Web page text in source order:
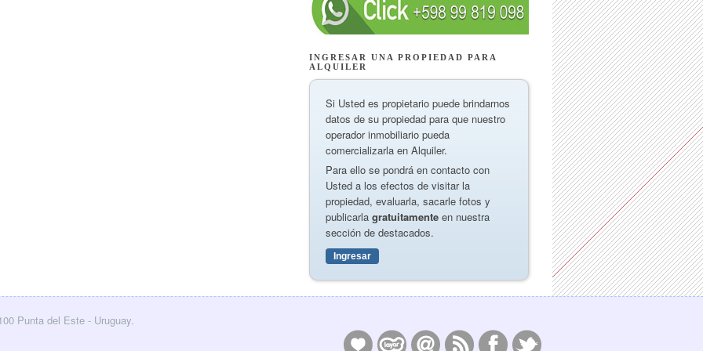
INGRESAR UNA PROPIEDAD PARA
ALQUILER
Si Usted es propietario puede brindarnos
datos de su propiedad para que nuestro
operador inmobiliario pueda
comercializarla en Alquiler.
Para ello se pondrá en contacto con
Usted a los efectos de visitar la
propiedad, evaluarla, sacarle fotos y
publicarla gratuitamente en nuestra
sección de destacados.
Ingresar
Punta del Este - Uruguay.